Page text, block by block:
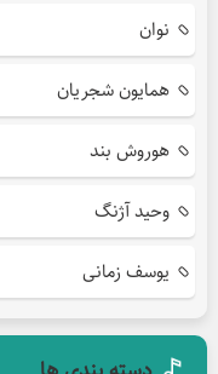
نوان
همایون شجریان
هوروش بند
وحید آژنگ
یوسف زمانی